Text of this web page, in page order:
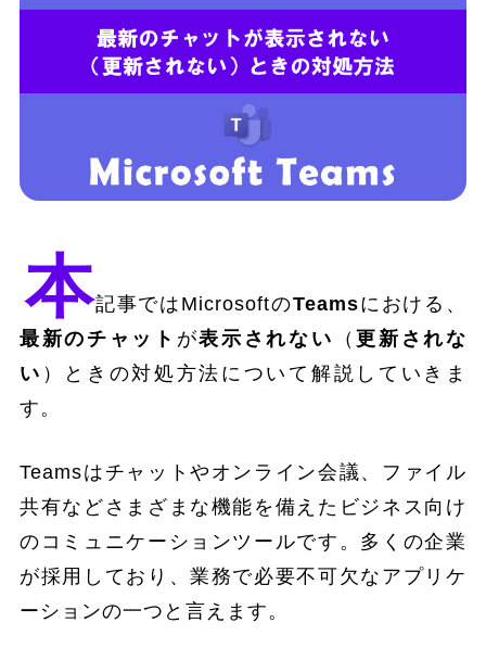
本記事ではMicrosoftのTeamsにおける、
最新のチャット が表示されない （ 更新されな
い ）ときの対処方法について解説していきま
す。
Teamsはチャットやオンライン会議、ファイル
共有などさまざまな機能を備えたビジネス向け
のコミュニケーションツールです。多くの企業
が採用しており、業務で必要不可欠なアプリケ
ーションの一つと言えます。